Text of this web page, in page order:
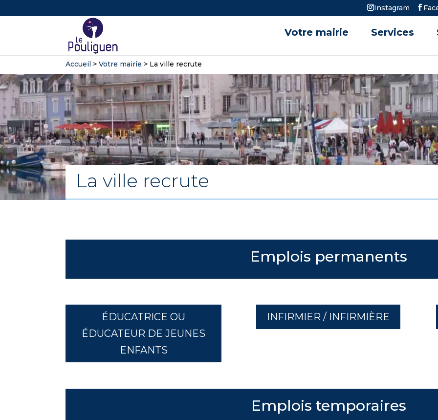
Instagram
Votre mairie Services
Accueil >Votre mairie > La ville recrute
La ville recrute
Emplois permanents
ÉDUCATRICE OU
ÉDUCATEUR DE JEUNES
ENFANTS
INFIRMIER / INFIRMIÈRE
Emplois temporaires